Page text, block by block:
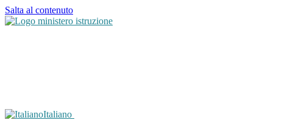
Salta al contenuto
Italiano